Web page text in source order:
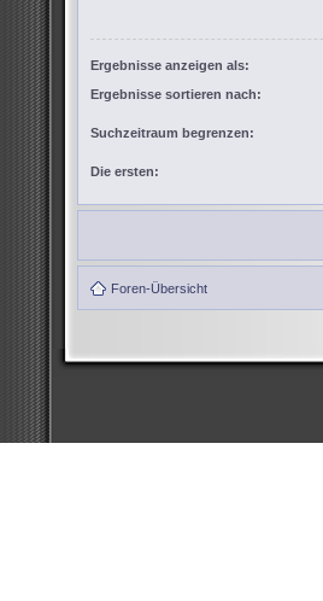
Ergebnisse anzeigen als:
Ergebnisse sortieren nach:
Suchzeitraum begrenzen:
Die ersten:
Foren-Übersicht